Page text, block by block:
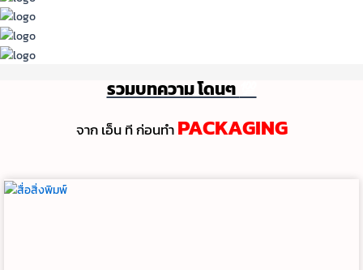
รวมบทความ โดนๆ
จาก เอ็น ที ก่อนทํา PACKAGING